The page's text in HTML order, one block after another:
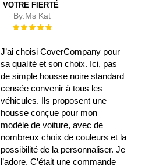
VOTRE FIERTÉ
By:Ms Kat
Évaluation :
J’ai choisi CoverCompany pour
sa qualité et son choix. Ici, pas
de simple housse noire standard
censée convenir à tous les
véhicules. Ils proposent une
housse conçue pour mon
modèle de voiture, avec de
nombreux choix de couleurs et la
possibilité de la personnaliser. Je
l’adore. C’était une commande